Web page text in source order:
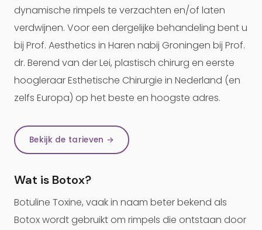
dynamische rimpels te verzachten en/of laten
verdwijnen. Voor een dergelijke behandeling bent u
bij Prof. Aesthetics in Haren nabij Groningen bij Prof.
dr. Berend van der Lei, plastisch chirurg en eerste
hoogleraar Esthetische Chirurgie in Nederland (en
zelfs Europa) op het beste en hoogste adres.
Bekijk de tarieven →
Wat is Botox?
Botuline Toxine, vaak in naam beter bekend als
Botox wordt gebruikt om rimpels die ontstaan door